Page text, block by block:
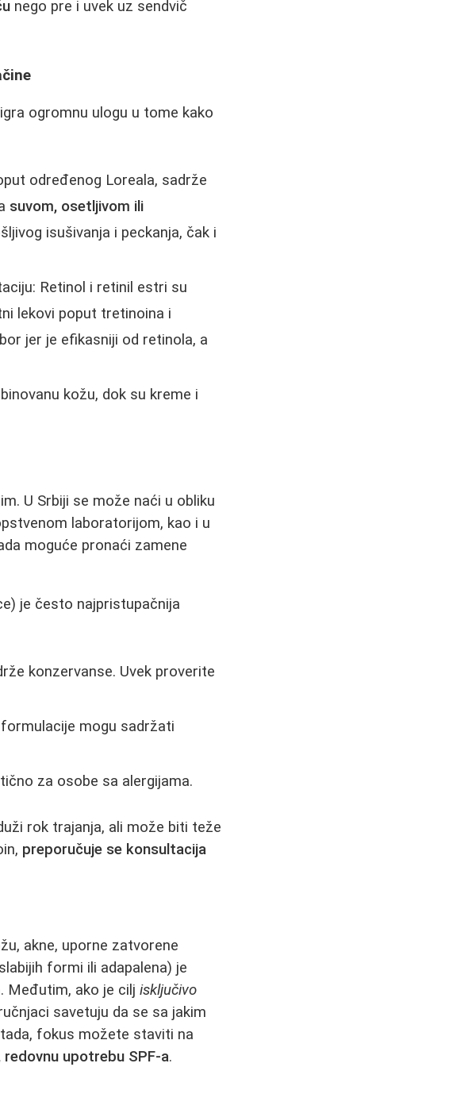
nego pre i uvek uz sendvič
ogromnu ulogu u tome kako
određenog Loreala, sadrže
suvom, osetljivom ili
isušivanja i peckanja, čak i
Retinol i retinil estri su
lekovi poput tretinoina i
jer je efikasniji od retinola, a
kožu, dok su kreme i
U Srbiji se može naći u obliku
laboratorijom, kao i u
moguće pronaći zamene
je često najpristupačnija
konzervanse. Uvek proverite
mogu sadržati
za osobe sa alergijama.
rok trajanja, ali može biti teže
preporučuje se konsultacija
akne, uporne zatvorene
formi ili adapalena) je
Međutim, ako je ciljisključivo
savetuju da se sa jakim
fokus možete staviti na
redovnu upotrebu SPF-a.